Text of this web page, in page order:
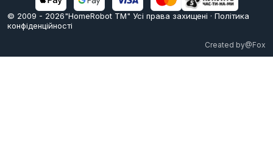
© 2009 - 2026"HomeRobot ТМ" Усi права захищені · Політика
конфіденційності
Created by@Fox